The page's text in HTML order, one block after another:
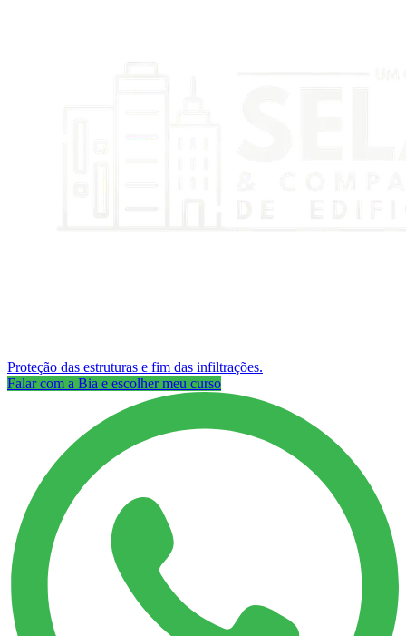
Proteção das estruturas e fim das infiltrações.
Falar com a Bia e escolher meu curso